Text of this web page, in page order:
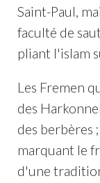
Saint-Paul,
faculté de
pliant l'islam
Les Fremen
des
des berbères
marquant le
d'une